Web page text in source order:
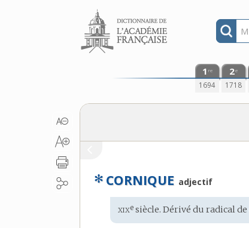
Aller au contenu
1 re
1694
2e
1718
✻ CORNIQUE adjectif
Étymologie
:
xixe siècle. Dérivé du radical de